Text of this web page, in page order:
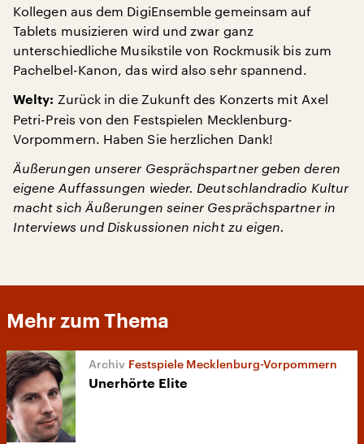
Kollegen aus dem DigiEnsemble gemeinsam auf
Tablets musizieren wird und zwar ganz
unterschiedliche Musikstile von Rockmusik bis zum
Pachelbel-Kanon, das wird also sehr spannend.
Welty: Zurück in die Zukunft des Konzerts mit Axel
Petri-Preis von den Festspielen Mecklenburg-
Vorpommern. Haben Sie herzlichen Dank!
Äußerungen unserer Gesprächspartner geben deren
eigene Auffassungen wieder. Deutschlandradio Kultur
macht sich Äußerungen seiner Gesprächspartner in
Interviews und Diskussionen nicht zu eigen.
Mehr zum Thema
Festspiele Mecklenburg-Vorpommern
Unerhörte Elite